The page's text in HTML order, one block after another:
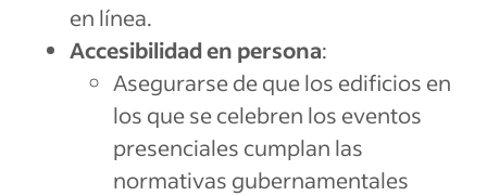
en línea.
Accesibilidad en persona:
Asegurarse de que los edificios en
los que se celebren los eventos
presenciales cumplan las
normativas gubernamentales